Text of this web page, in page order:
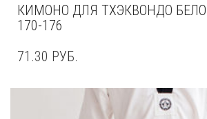
КИМОНО ДЛЯ ТХЭКВОНДО
170-176
71.30 РУБ.